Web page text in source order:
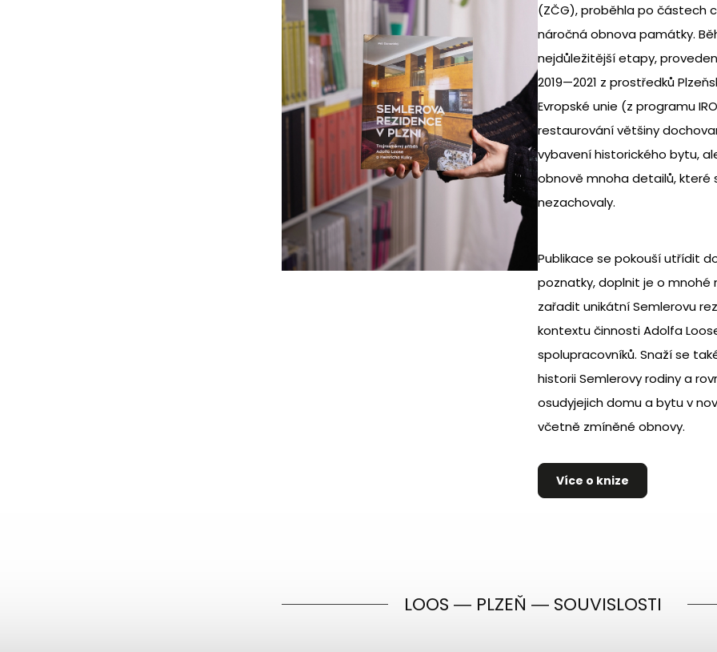
(ZČG), proběhla po částech
náročná obnova památky.
nejdůležitější etapy,
2019—2021 z prostředků
Evropské unie (z programu
restaurování většiny
vybavení historického bytu,
obnově mnoha detailů, které
nezachovaly.
Publikace se pokouší utřídit
poznatky, doplnit je o mnohé
zařadit unikátní Semlerovu
kontextu činnosti Adolfa
spolupracovníků. Snaží se
historii Semlerovy rodiny a
osudyjejich domu a bytu v
včetně zmíněné obnovy.
Více o knize
LOOS ― PLZEŇ ― SOUVISLOSTI